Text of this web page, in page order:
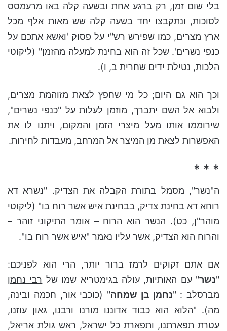
בלי שום זמן, רק ברגע אחת ובשעה קלה באו מרעמסס
לסוכות, ונתקבצו יחד בשעה קלה שש מאות אלף מכל
ארץ מצרים, כמו שפירש רש"י על פסוק 'ואשא אתכם על
כנפי נשרים'. שכל זה הוא בחינת למעלה מהזמן" (ליקוטי
הלכות, נטילת ידים שחרית ב, ו).
וכך הוא גם היום; כל מי שחפץ לצאת מזוהמת מצרים,
ולבוא אל השם יתברך, מוזמן לעלות על "כנפי נשרים",
שירוממו אותו מעל מיצרי הזמן והמקום, ויתנו לו את
האפשרות לצאת מן המיצר אל המרחב, מעבדות לחירות.
* * *
ה"נשר", מסמל בתורת הקבלה את הצדיק. "נשרא דא
רוחא דא בחינת צדיק, בבחינת איש אשר רוח בו" (ליקוטי
מוהר"ן, כט). הנשר הוא הרוח – אומר התיקוני זוהר –
והרוח הוא הצדיק, אשר עליו נאמר "איש אשר רוח בו".
אם אתם זקוקים לרמז ברור יותר, הרי הוא לפניכם:
"נשר" עם האותיות, עולה בגימטריא שמו של רבי נחמן
מברסלב : "נחמן בן שמחה" (כוכבי אור, חכמה ובינה,
מה). "הלוא הוא כבוד אדוננו מורנו ורבנו, גאון עוזנו,
עטרת תפארתנו, ותפארת כל ישראל, ראש גולת אריאל,